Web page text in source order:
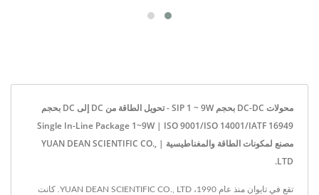
محولات DC-DC بحجم SIP 1 ~ 9W - تحويل الطاقة من DC إلى DC بحجم
Single In-Line Package 1~9W | ISO 9001/ISO 14001/IATF 16949
مصنع لمكونات الطاقة والمغناطيسية | YUAN DEAN SCIENTIFIC CO.,
LTD.
تقع في تايوان منذ عام 1990، YUAN DEAN SCIENTIFIC CO., LTD. كانت